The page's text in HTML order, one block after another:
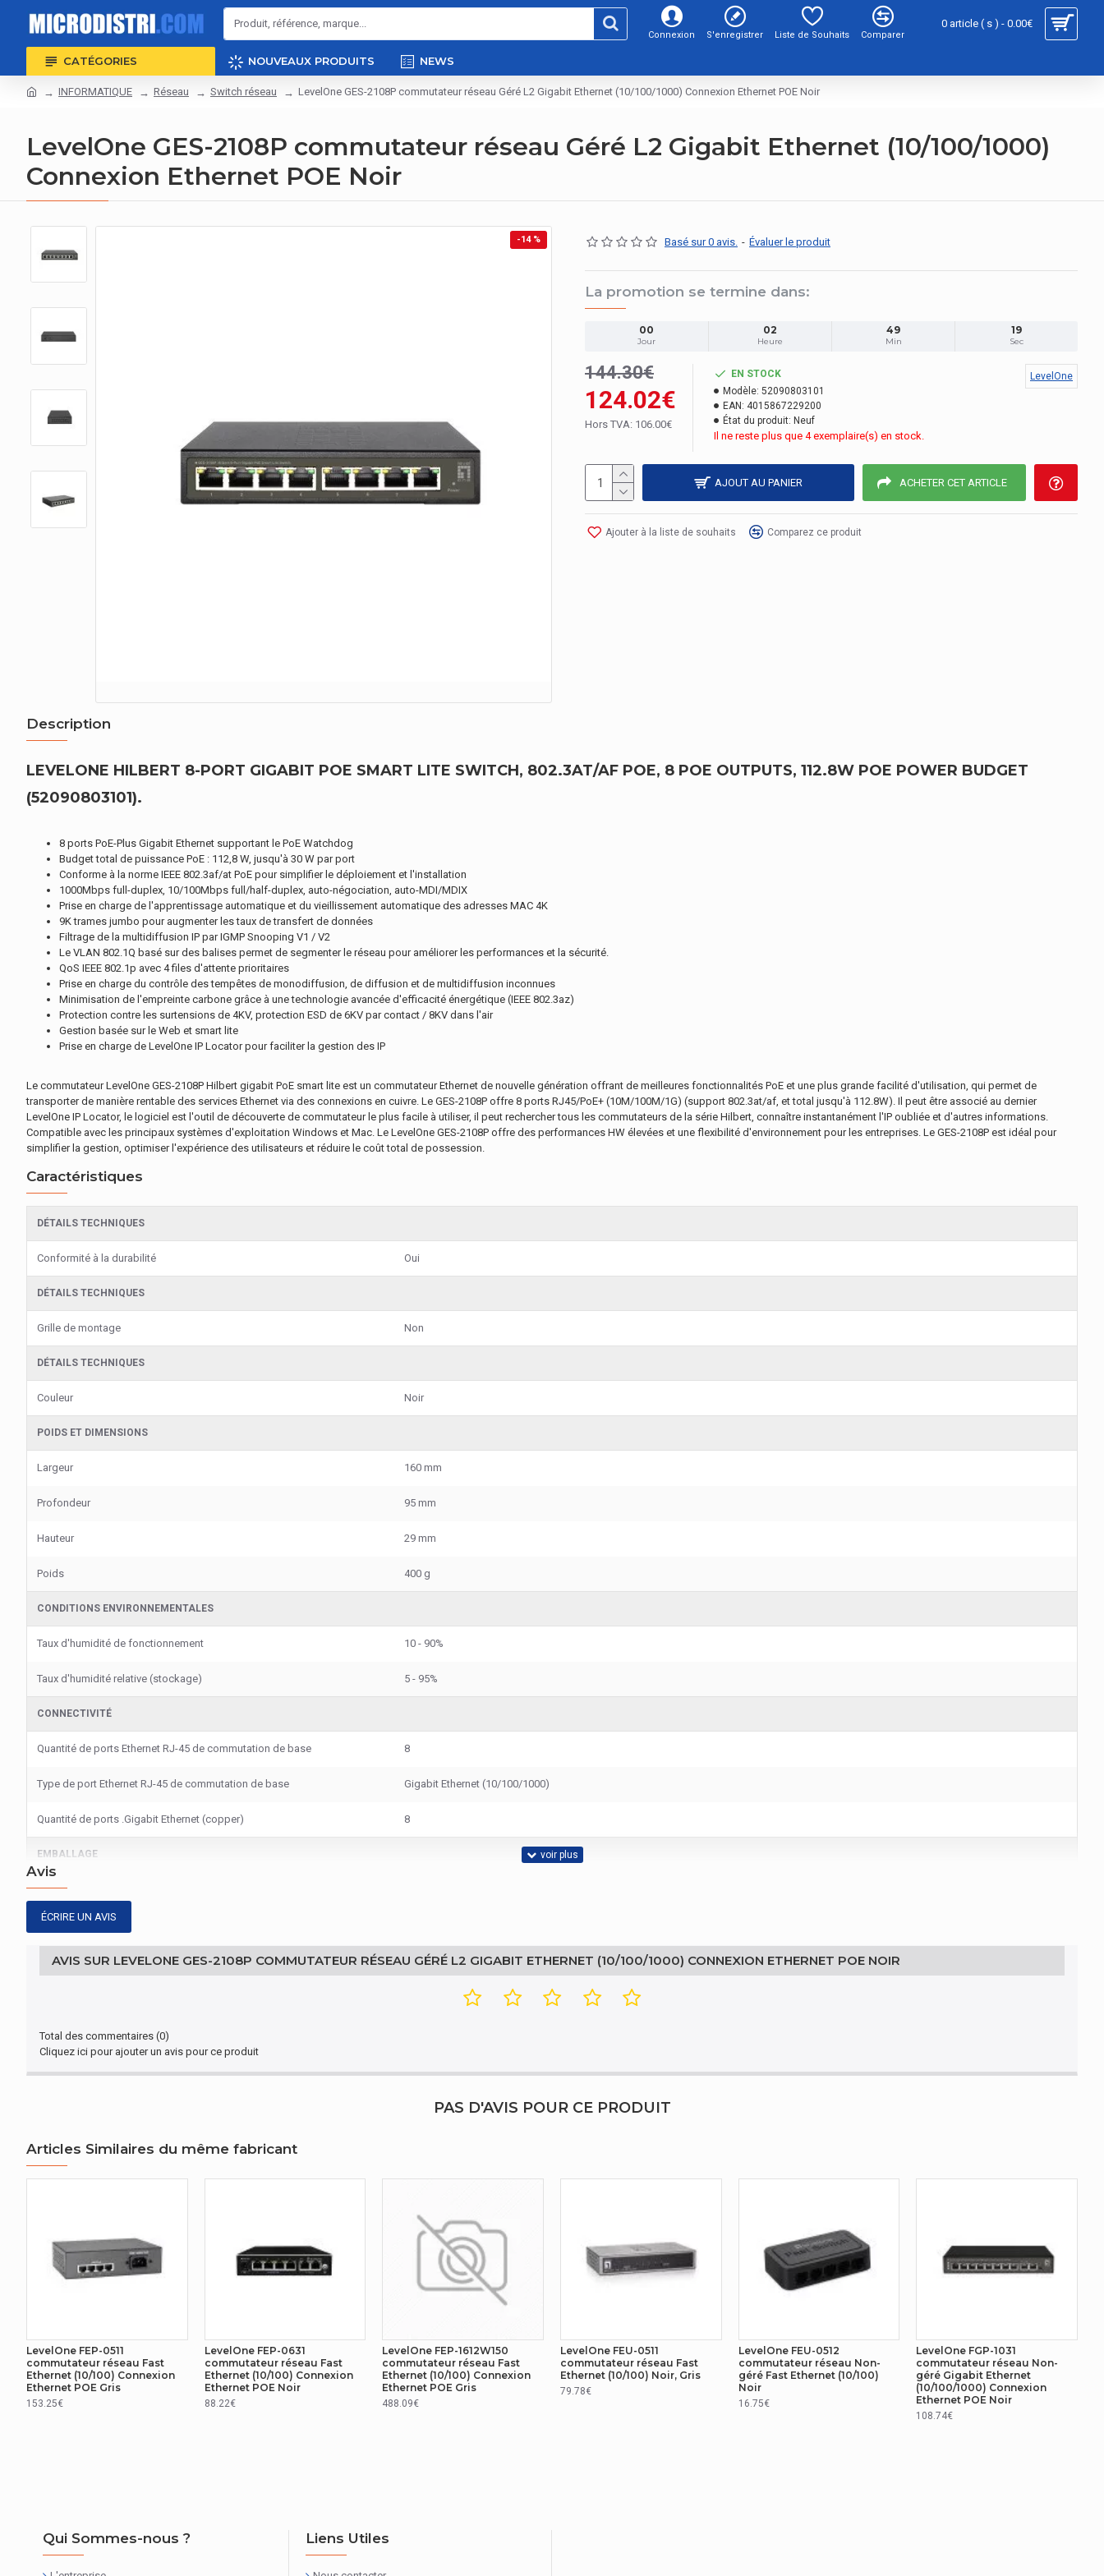
Connexion S'enregistrer Liste de Souhaits Comparer
0 article ( s ) - 0.00€
CATÉGORIES NOUVEAUX PRODUITS NEWS
INFORMATIQUE Réseau Switch réseau LevelOne GES-2108P commutateur réseau Géré L2 Gigabit Ethernet (10/100/1000) Connexion Ethernet POE Noir
LevelOne GES-2108P commutateur réseau Géré L2 Gigabit Ethernet (10/100/1000)
Connexion Ethernet POE Noir
-14 % Basé sur 0 avis. - Évaluer le produit
La promotion se termine dans:
00
Jour
02
Heure
49
Min
18
Sec
124.02€
144.30€
Hors TVA: 106.00€
EN STOCK
Modèle: 52090803101
EAN: 4015867229200
État du produit: Neuf
LevelOne
Il ne reste plus que 4 exemplaire(s) en stock.
AJOUT AU PANIER ACHETER CET ARTICLE
Ajouter à la liste de souhaits Comparez ce produit
Description
LEVELONE HILBERT 8-PORT GIGABIT POE SMART LITE SWITCH, 802.3AT/AF POE, 8 POE OUTPUTS, 112.8W POE POWER BUDGET
(52090803101).
8 ports PoE-Plus Gigabit Ethernet supportant le PoE Watchdog
Budget total de puissance PoE : 112,8 W, jusqu'à 30 W par port
Conforme à la norme IEEE 802.3af/at PoE pour simplifier le déploiement et l'installation
1000Mbps full-duplex, 10/100Mbps full/half-duplex, auto-négociation, auto-MDI/MDIX
Prise en charge de l'apprentissage automatique et du vieillissement automatique des adresses MAC 4K
9K trames jumbo pour augmenter les taux de transfert de données
Filtrage de la multidiffusion IP par IGMP Snooping V1 / V2
Le VLAN 802.1Q basé sur des balises permet de segmenter le réseau pour améliorer les performances et la sécurité.
QoS IEEE 802.1p avec 4 files d'attente prioritaires
Prise en charge du contrôle des tempêtes de monodiffusion, de diffusion et de multidiffusion inconnues
Minimisation de l'empreinte carbone grâce à une technologie avancée d'efficacité énergétique (IEEE 802.3az)
Protection contre les surtensions de 4KV, protection ESD de 6KV par contact / 8KV dans l'air
Gestion basée sur le Web et smart lite
Prise en charge de LevelOne IP Locator pour faciliter la gestion des IP
Le commutateur LevelOne GES-2108P Hilbert gigabit PoE smart lite est un commutateur Ethernet de nouvelle génération offrant de meilleures fonctionnalités PoE et une plus grande facilité d'utilisation, qui permet de
transporter de manière rentable des services Ethernet via des connexions en cuivre. Le GES-2108P offre 8 ports RJ45/PoE+ (10M/100M/1G) (support 802.3at/af, et total jusqu'à 112.8W). Il peut être associé au dernier
LevelOne IP Locator, le logiciel est l'outil de découverte de commutateur le plus facile à utiliser, il peut rechercher tous les commutateurs de la série Hilbert, connaître instantanément l'IP oubliée et d'autres informations.
Compatible avec les principaux systèmes d'exploitation Windows et Mac. Le LevelOne GES-2108P offre des performances HW élevées et une flexibilité d'environnement pour les entreprises. Le GES-2108P est idéal pour
simplifier la gestion, optimiser l'expérience des utilisateurs et réduire le coût total de possession.
Caractéristiques
DÉTAILS TECHNIQUES
Conformité à la durabilité Oui
DÉTAILS TECHNIQUES
Grille de montage Non
DÉTAILS TECHNIQUES
Couleur Noir
POIDS ET DIMENSIONS
Largeur 160 mm
Profondeur 95 mm
Hauteur 29 mm
Poids 400 g
CONDITIONS ENVIRONNEMENTALES
Taux d'humidité de fonctionnement 10 - 90%
Taux d'humidité relative (stockage) 5 - 95%
CONNECTIVITÉ
Quantité de ports Ethernet RJ-45 de commutation de base 8
Type de port Ethernet RJ-45 de commutation de base Gigabit Ethernet (10/100/1000)
Quantité de ports .Gigabit Ethernet (copper) 8
EMBALLAGE
Type d'emballage
GESTION D'ÉNERGIE
Source d'énergie DC/PoE
Courant d'entrée
Pays d'origine
Température d'opération 0 - 45 °C
Température hors fonctionnement -40 - 70 °C
Hauteur de la palette (air) 158,4 cm
GESTION D'ÉNERGIE
Càbles inclus
Avis
ÉCRIRE UN AVIS
AVIS SUR LEVELONE GES-2108P COMMUTATEUR RÉSEAU GÉRÉ L2 GIGABIT ETHERNET (10/100/1000) CONNEXION ETHERNET POE NOIR
Total des commentaires (0)
Cliquez ici pour ajouter un avis pour ce produit
PAS D'AVIS POUR CE PRODUIT
Articles Similaires du même fabricant
LevelOne FEP-0511
commutateur réseau Fast
Ethernet (10/100) Connexion
Ethernet POE Gris
153.25€
LevelOne FEP-0631
commutateur réseau Fast
Ethernet (10/100) Connexion
Ethernet POE Noir
88.22€
LevelOne FEP-1612W150
commutateur réseau Fast
Ethernet (10/100) Connexion
Ethernet POE Gris
488.09€
LevelOne FEU-0511
commutateur réseau Fast
Ethernet (10/100) Noir, Gris
79.78€
LevelOne FEU-0512
commutateur réseau Non-
géré Fast Ethernet (10/100)
Noir
16.75€
LevelOne FGP-1031
commutateur réseau Non-
géré Gigabit Ethernet
(10/100/1000) Connexion
Ethernet POE Noir
108.74€
Qui Sommes-nous ? Liens Utiles